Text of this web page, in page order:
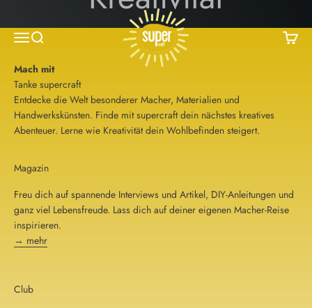
MenüSuche
supercraft
Erfahre mehr
Mach mit
Entdecke die Welt besonderer Macher, Materialien und
Handwerkskünsten. Finde mit supercraft dein nächstes kreatives
Abenteuer. Lerne wie Kreativität dein Wohlbefinden steigert.
Magazin
Freu dich auf spannende Interviews und Artikel, DIY-Anleitungen und
ganz viel Lebensfreude. Lass dich auf deiner eigenen Macher-Reise
inspirieren.
→ mehr
Club